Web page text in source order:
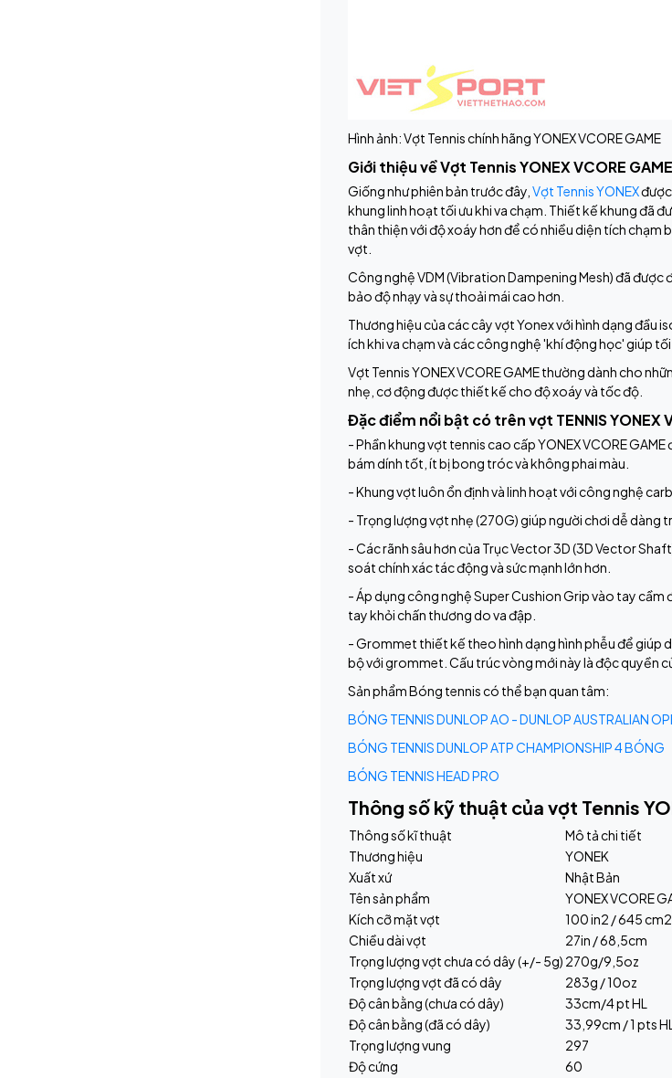
Hình ảnh: Vợt Tennis chính hãng YONEX VCORE GAME
Giới thiệu về Vợt Tennis YONEX VCORE
Giống như phiên bản trước đây, Vợt Tennis YONEX
khung linh hoạt tối ưu khi va chạm. Thiết kế khung đã
thân thiện với độ xoáy hơn để có nhiều diện tích
vợt.
Công nghệ VDM (Vibration Dampening Mesh) đã
bảo độ nhạy và sự thoải mái cao hơn.
Thương hiệu của các cây vợt Yonex với hình dạng
ích khi va chạm và các công nghệ 'khí động học' giúp
Vợt Tennis YONEX VCORE GAME thường dành cho
nhẹ, cơ động được thiết kế cho độ xoáy và tốc độ.
Đặc điểm nổi bật có trên vợt TENNIS YONEX
- Phần khung vợt tennis cao cấp YONEX VCORE
bám dính tốt, ít bị bong tróc và không phai màu.
- Khung vợt luôn ổn định và linh hoạt với công nghệ
- Trọng lượng vợt nhẹ (270G) giúp người chơi dễ dàng
- Các rãnh sâu hơn của Trục Vector 3D (3D Vector
soát chính xác tác động và sức mạnh lớn hơn.
- Áp dụng công nghệ Super Cushion Grip vào tay
tay khỏi chấn thương do va đập.
- Grommet thiết kế theo hình dạng hình phễu để giúp
bộ với grommet. Cấu trúc vòng mới này là độc quyền
Sản phẩm Bóng tennis có thể bạn quan tâm:
BÓNG TENNIS DUNLOP AO - DUNLOP AUSTRALIAN
BÓNG TENNIS DUNLOP ATP CHAMPIONSHIP 4 BÓNG
BÓNG TENNIS HEAD PRO
Thông số kỹ thuật của vợt Tennis
Thông số kĩ thuật
Mô tả chi tiết
Thương hiệu
YONEK
Xuất xứ
Nhật Bản
Tên sản phẩm
YONEX VCORE
Kích cỡ mặt vợt
100 in2 / 645 cm2
Chiều dài vợt
27in / 68,5cm
Trọng lượng vợt chưa có dây (+/- 5g) 270g/9,5oz
Trọng lượng vợt đã có dây
283g / 10oz
Độ cân bằng (chưa có dây)
33cm/4 pt HL
Độ cân bằng (đã có dây)
33,99cm / 1 pts
Trọng lượng vung
297
Độ cứng
60